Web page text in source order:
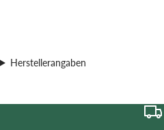
Herstellerangaben